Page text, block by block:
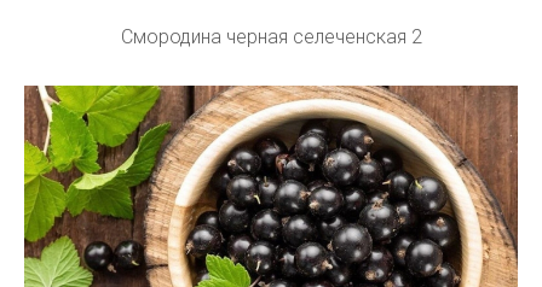
Смородина черная селеченская 2